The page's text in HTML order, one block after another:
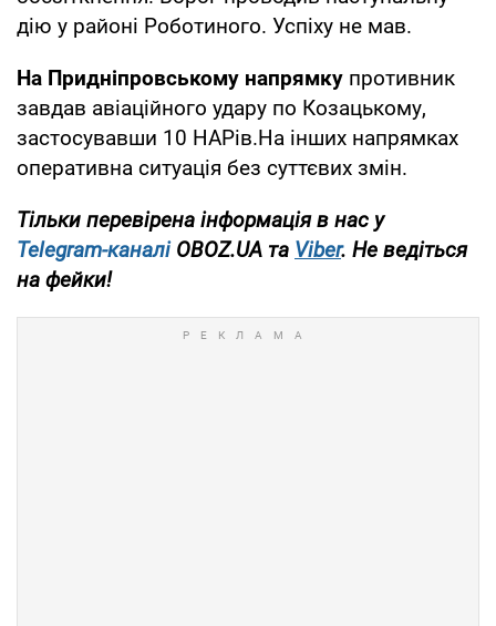
дію у районі Роботиного. Успіху не мав.
На Придніпровському напрямку противник
завдав авіаційного удару по Козацькому,
застосувавши 10 НАРів.На інших напрямках
оперативна ситуація без суттєвих змін.
Тільки перевірена інформація в нас у
Telegram-каналіOBOZ.UA та Viber. Не ведіться
на фейки!